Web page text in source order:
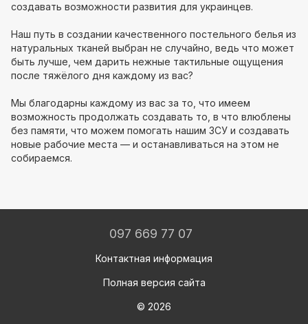
создавать возможности развития для украинцев.
Наш путь в создании качественного постельного белья из
натуральных тканей выбран не случайно, ведь что может
быть лучше, чем дарить нежные тактильные ощущения
после тяжёлого дня каждому из вас?
Мы благодарны каждому из вас за то, что имеем
возможность продолжать создавать то, в что влюблены
без памяти, что можем помогать нашим ЗСУ и создавать
новые рабочие места — и останавливаться на этом не
собираемся.
097 669 77 07
Контактная информация
Полная версия сайта
© 2026